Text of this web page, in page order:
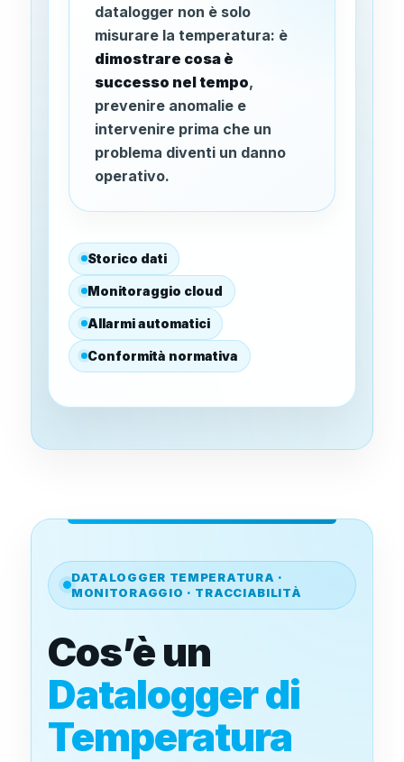
datalogger non è solo
misurare la temperatura: è
dimostrare cosa è
successo nel tempo,
prevenire anomalie e
intervenire prima che un
problema diventi un danno
operativo.
Storico dati
Monitoraggio cloud
Allarmi automatici
Conformità normativa
DATALOGGER TEMPERATURA ·
MONITORAGGIO · TRACCIABILITÀ
Cos’è un
Datalogger di
Temperatura